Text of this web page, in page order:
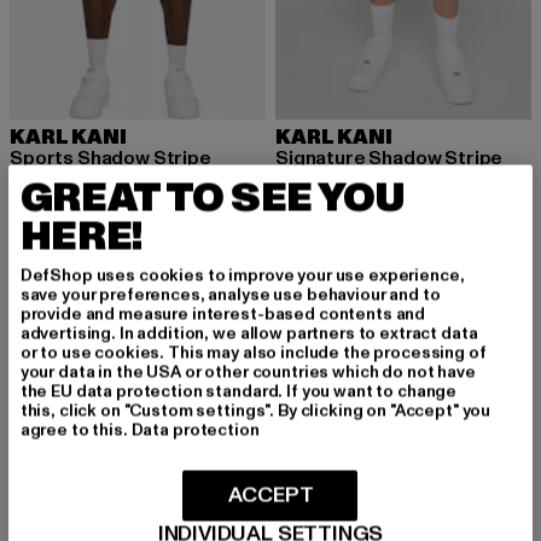
KARL KANI
Sports Shadow Stripe
37,99 EUR
Derzeitiger Preis: 37,99 EUR
KARL KANI
Signature Shadow Stripe
44,99 EUR
Derzeitiger Preis: 44,99 EUR
49,99 EUR
-12% -10%
GREAT TO SEE YOU
HERE!
DefShop uses cookies to improve your use experience,
save your preferences, analyse use behaviour and to
provide and measure interest-based contents and
advertising. In addition, we allow partners to extract data
or to use cookies. This may also include the processing of
your data in the USA or other countries which do not have
the EU data protection standard. If you want to change
this, click on "Custom settings". By clicking on "Accept" you
agree to this. Data protection
INDIVIDUAL SETTINGS
ACCEPT